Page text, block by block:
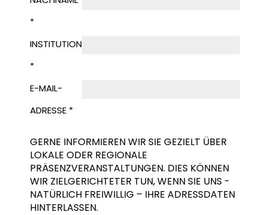
*
INSTITUTION
*
E-MAIL-
ADRESSE *
GERNE INFORMIEREN WIR SIE GEZIELT ÜBER
LOKALE ODER REGIONALE
PRÄSENZVERANSTALTUNGEN. DIES KÖNNEN
WIR ZIELGERICHTETER TUN, WENN SIE UNS -
NATÜRLICH FREIWILLIG – IHRE ADRESSDATEN
HINTERLASSEN.